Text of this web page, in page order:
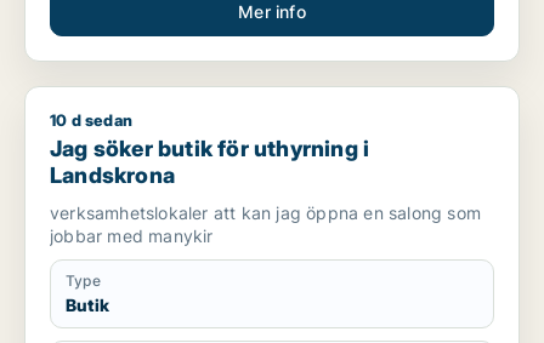
Mer info
Jag söker butik för uthyrning i Landskrona
10 d sedan
Jag söker butik för uthyrning i
Landskrona
verksamhetslokaler att kan jag öppna en salong som
jobbar med manykir
Type
Butik